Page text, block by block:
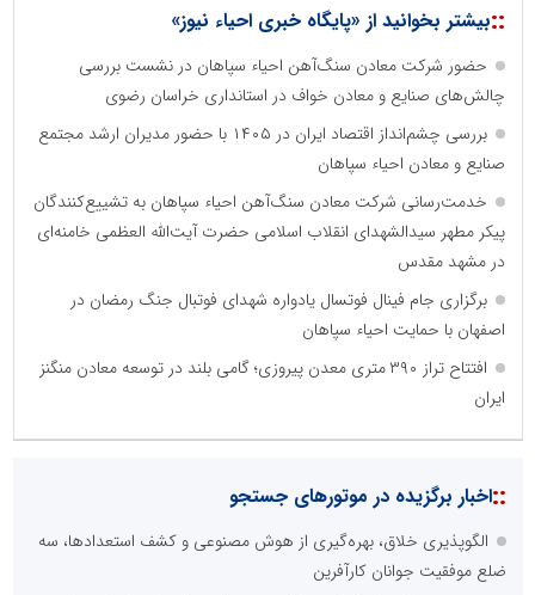
::بیشتر بخوانید از «پایگاه خبری احیاء نیوز»
حضور شرکت معادن سنگ‌آهن احیاء سپاهان در نشست بررسی
چالش‌های صنایع و معادن خواف در استانداری خراسان رضوی
بررسی چشم‌انداز اقتصاد ایران در ۱۴۰۵ با حضور مدیران ارشد مجتمع
صنایع و معادن احیاء سپاهان
خدمت‌رسانی شرکت معادن سنگ‌آهن احیاء سپاهان به تشییع‌کنندگان
پیکر مطهر سیدالشهدای انقلاب اسلامی حضرت آیت‌الله العظمی خامنه‌ای
در مشهد مقدس
برگزاری جام فینال فوتسال یادواره شهدای فوتبال جنگ رمضان در
اصفهان با حمایت احیاء سپاهان
افتتاح تراز ۳۹۰ متری معدن پیروزی؛ گامی بلند در توسعه معادن منگنز
ایران
::اخبار برگزیده در موتورهای جستجو
الگوپذیری خلاق، بهره‌گیری از هوش مصنوعی و کشف استعدادها، سه
ضلع موفقیت جوانان کارآفرین